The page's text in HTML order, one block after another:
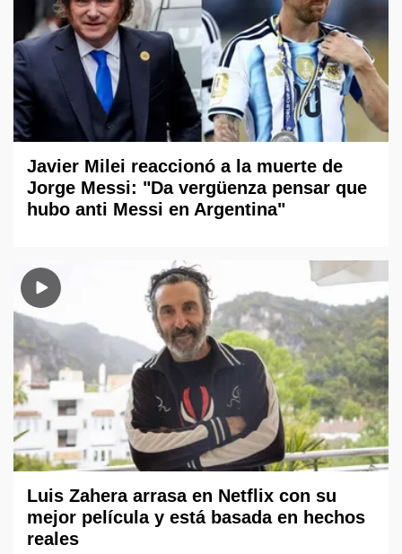
Javier Milei reaccionó a la muerte de
Jorge Messi: "Da vergüenza pensar que
hubo anti Messi en Argentina"
Luis Zahera arrasa en Netflix con su
mejor película y está basada en hechos
reales